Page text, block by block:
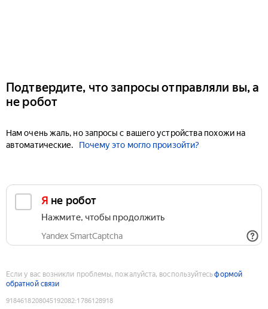
Подтвердите, что запросы отправляли вы, а
не робот
Нам очень жаль, но запросы с вашего устройства похожи на
автоматические.
Почему это могло произойти?
Я не робот
Нажмите, чтобы продолжить
Yandex SmartCaptcha
Если у вас возникли проблемы, пожалуйста, воспользуйтесьформой
обратной связи
9184618208045192082:1786128918